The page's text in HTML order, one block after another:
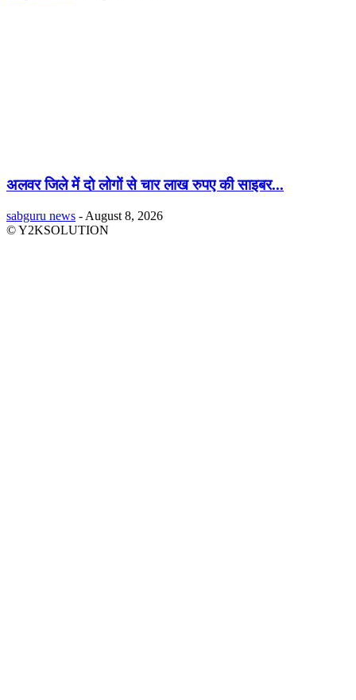
अलवर जिले में दो लोगों से चार लाख रुपए की साइबर...
sabguru news - August 8, 2026
© Y2KSOLUTION